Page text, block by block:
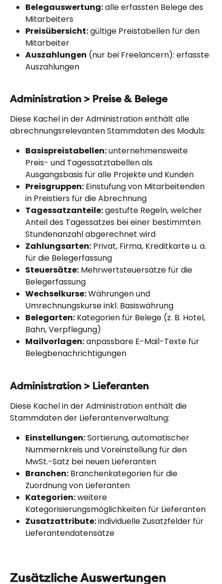
Belegauswertung: alle erfassten Belege des
Mitarbeiters
Preisübersicht: gültige Preistabellen für den
Mitarbeiter
Auszahlungen (nur bei Freelancern): erfasste
Auszahlungen
Administration > Preise & Belege
Diese Kachel in der Administration enthält alle
abrechnungsrelevanten Stammdaten des Moduls:
Basispreistabellen: unternehmensweite
Preis- und Tagessatztabellen als
Ausgangsbasis für alle Projekte und Kunden
Preisgruppen: Einstufung von Mitarbeitenden
in Preistiers für die Abrechnung
Tagessatzanteile: gestufte Regeln, welcher
Anteil des Tagessatzes bei einer bestimmten
Stundenanzahl abgerechnet wird
Zahlungsarten: Privat, Firma, Kreditkarte u. a.
für die Belegerfassung
Steuersätze: Mehrwertsteuersätze für die
Belegerfassung
Wechselkurse: Währungen und
Umrechnungskurse inkl. Basiswährung
Belegarten: Kategorien für Belege (z. B. Hotel,
Bahn, Verpflegung)
Mailvorlagen: anpassbare E-Mail-Texte für
Belegbenachrichtigungen
Administration > Lieferanten
Diese Kachel in der Administration enthält die
Stammdaten der Lieferantenverwaltung:
Einstellungen: Sortierung, automatischer
Nummernkreis und Voreinstellung für den
MwSt.-Satz bei neuen Lieferanten
Branchen: Branchenkategorien für die
Zuordnung von Lieferanten
Kategorien: weitere
Kategorisierungsmöglichkeiten für Lieferanten
Zusatzattribute: individuelle Zusatzfelder für
Lieferantendatensätze
Zusätzliche Auswertungen